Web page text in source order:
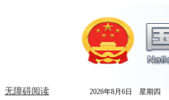
无障碍阅读 2026年8月6日 星期四